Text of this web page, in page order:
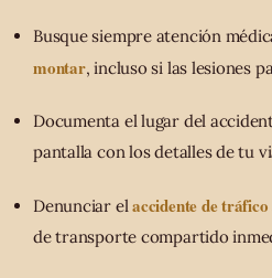
Busque siempre atención
montar, incluso si las lesiones
Documenta el lugar del
pantalla con los detalles de tu
Denunciar elaccidente de tráfico
de transporte compartido